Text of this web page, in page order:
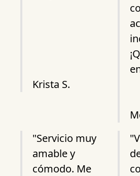
Krista S.
"Servicio muy
amable y
cómodo. Me